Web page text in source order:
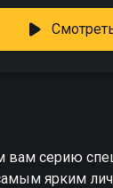
вам серию
ярким